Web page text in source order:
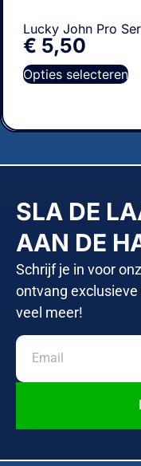
Lucky John Pro
€ 5,50
Opties selecteren
SLA DE
AAN DE
Schrijf je in voor
ontvang
veel meer!